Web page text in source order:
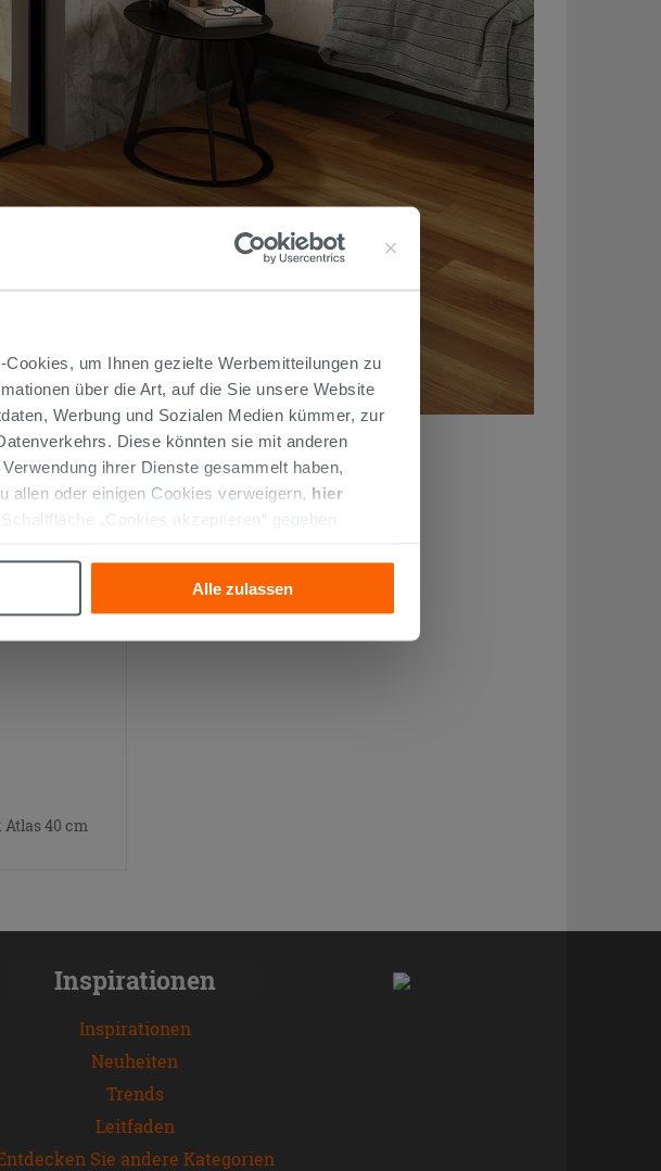
um Ihnen gezielte Werbemitteilungen zu
über die Art, auf die Sie unsere Website
Werbung und Sozialen Medien kümmer, zur
Diese könnten sie mit anderen
ihrer Dienste gesammelt haben,
oder einigen Cookies verweigern, hier
„Cookies akzeptieren“ gegeben
Alle zulassen
Foto
40 cm
Inspirationen
Inspirationen
Neuheiten
Trends
Leitfaden
Sie andere Kategorien